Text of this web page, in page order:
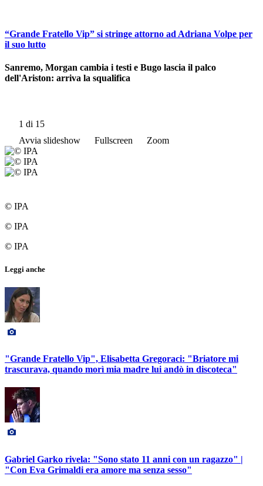
“Grande Fratello Vip” si stringe attorno ad Adriana Volpe per
il suo lutto
Sanremo, Morgan cambia i testi e Bugo lascia il palco
dell'Ariston: arriva la squalifica
1 di 15
Avvia slideshow
Fullscreen Zoom
© IPA
© IPA
© IPA
Leggi anche
"Grande Fratello Vip", Elisabetta Gregoraci: "Briatore mi
trascurava, quando morì mia madre lui andò in discoteca"
Gabriel Garko rivela: "Sono stato 11 anni con un ragazzo" |
"Con Eva Grimaldi era amore ma senza sesso"